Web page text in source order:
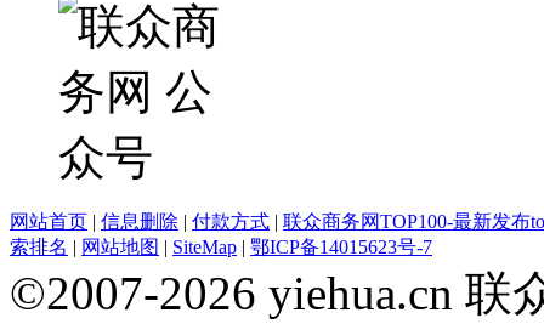
网站首页 | 信息删除 | 付款方式 | 联众商务网TOP100-最新发布
索排名 | 网站地图 | SiteMap | 鄂ICP备14015623号-7
©2007-2026 yiehua.cn